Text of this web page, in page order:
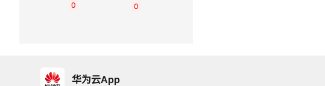
0
0
华为云App